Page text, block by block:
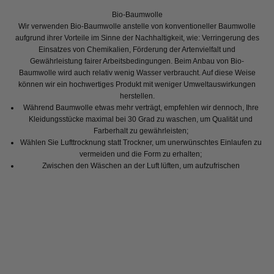
Bio-Baumwolle
Wir verwenden Bio-Baumwolle anstelle von konventioneller Baumwolle
aufgrund ihrer Vorteile im Sinne der Nachhaltigkeit, wie: Verringerung des
Einsatzes von Chemikalien, Förderung der Artenvielfalt und
Gewährleistung fairer Arbeitsbedingungen. Beim Anbau von Bio-
Baumwolle wird auch relativ wenig Wasser verbraucht. Auf diese Weise
können wir ein hochwertiges Produkt mit weniger Umweltauswirkungen
herstellen.
Während Baumwolle etwas mehr verträgt, empfehlen wir dennoch, Ihre
Kleidungsstücke maximal bei 30 Grad zu waschen, um Qualität und
Farberhalt zu gewährleisten;
Wählen Sie Lufttrocknung statt Trockner, um unerwünschtes Einlaufen zu
vermeiden und die Form zu erhalten;
Zwischen den Wäschen an der Luft lüften, um aufzufrischen